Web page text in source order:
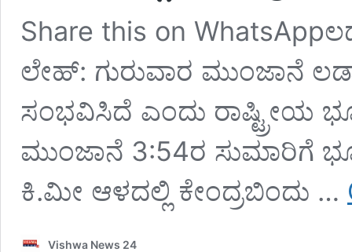
Share this on
ಲೇಹ್: ಗುರುವಾರ ಮುಂಜಾನೆ
ಸಂಭವಿಸಿದೆ ಎಂದು ರಾಷ್ಟ್ರೀಯ
ಮುಂಜಾನೆ 3:54ರ ಸುಮಾರಿಗೆ
ಕಿ.ಮೀ ಆಳದಲ್ಲಿ ಕೇಂದ್ರಬಿಂದು …
Vishwa News 24